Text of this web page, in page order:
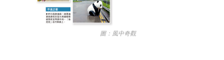
圖：風中奇觀